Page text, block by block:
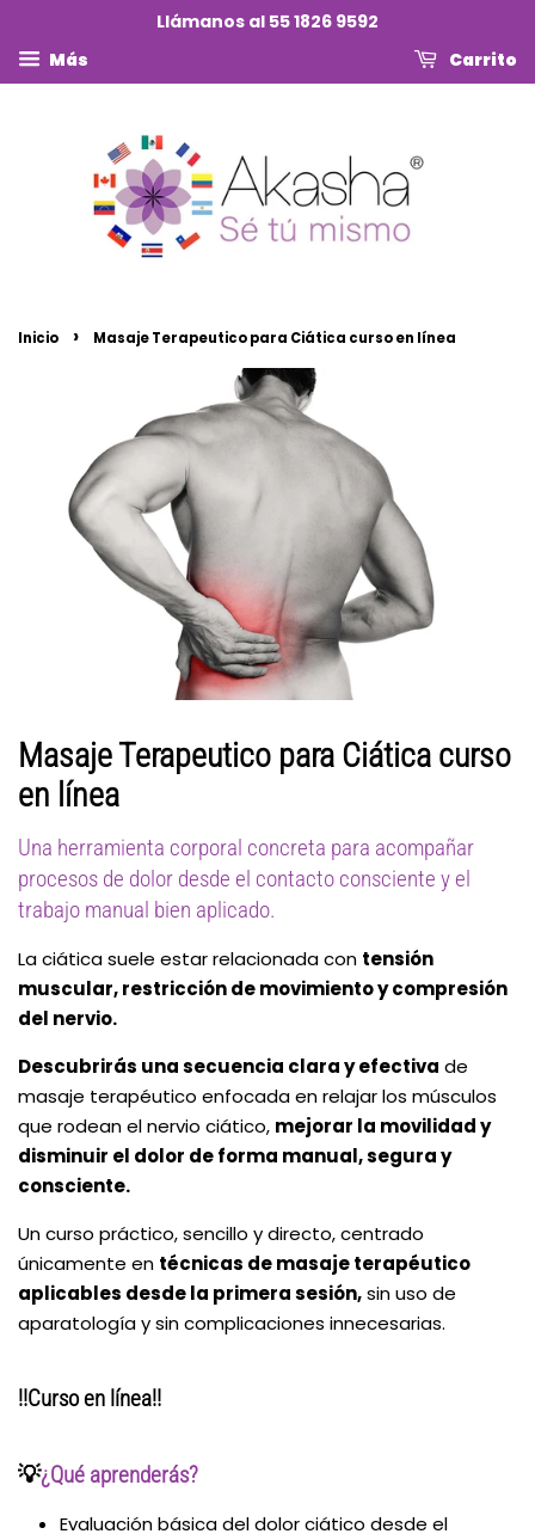
Llámanos al 55 1826 9592
Más
Carrito
Inicio › Masaje Terapeutico para Ciática curso en línea
Masaje Terapeutico para Ciática curso
en línea
Una herramienta corporal concreta para acompañar
procesos de dolor desde el contacto consciente y el
trabajo manual bien aplicado.
La ciática suele estar relacionada con tensión
muscular, restricción de movimiento y compresión
del nervio.
Descubrirás una secuencia clara y efectiva de
masaje terapéutico enfocada en relajar los músculos
que rodean el nervio ciático, mejorar la movilidad y
disminuir el dolor de forma manual, segura y
consciente.
Un curso práctico, sencillo y directo, centrado
únicamente en técnicas de masaje terapéutico
aplicables desde la primera sesión,sin uso de
aparatología y sin complicaciones innecesarias.
‼️Curso en línea‼️
💡¿Qué aprenderás?
Evaluación básica del dolor ciático desde el